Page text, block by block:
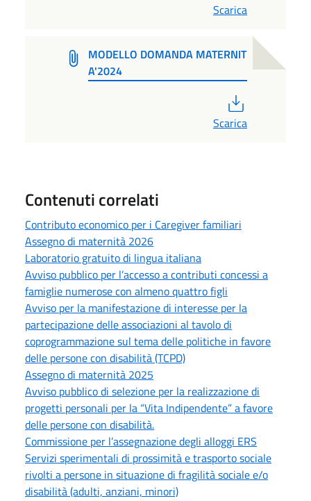
Scarica
MODELLO DOMANDA MATERNIT
A'2024
Scarica
Contenuti correlati
Contributo economico per i Caregiver familiari
Assegno di maternità 2026
Laboratorio gratuito di lingua italiana
Avviso pubblico per l’accesso a contributi concessi a
famiglie numerose con almeno quattro figli
Avviso per la manifestazione di interesse per la
partecipazione delle associazioni al tavolo di
coprogrammazione sul tema delle politiche in favore
delle persone con disabilità (TCPD)
Assegno di maternità 2025
Avviso pubblico di selezione per la realizzazione di
progetti personali per la “Vita Indipendente” a favore
delle persone con disabilità.
Commissione per l’assegnazione degli alloggi ERS
Servizi sperimentali di prossimità e trasporto sociale
rivolti a persone in situazione di fragilità sociale e/o
disabilità (adulti, anziani, minori)